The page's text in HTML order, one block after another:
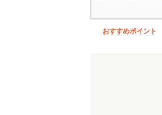
おすすめポイント